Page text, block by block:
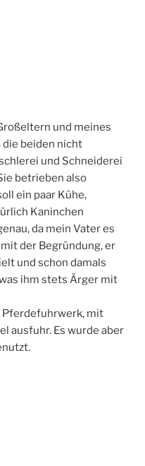
und meines
die beiden nicht
und Schneiderei
betrieben also
ein paar Kühe,
Kaninchen
da mein Vater es
der Begründung, er
und schon damals
ihm stets Ärger mit
Pferdefuhrwerk, mit
ausfuhr. Es wurde aber